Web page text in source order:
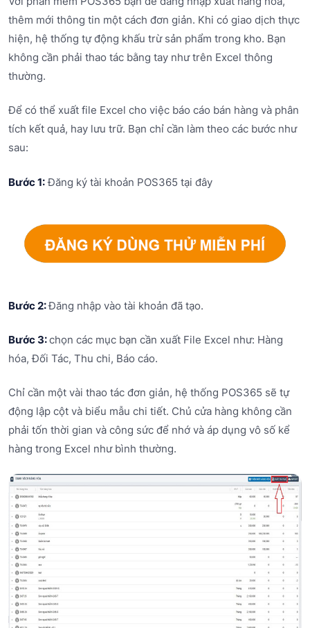
thêm mới thông tin một cách đơn giản. Khi có giao dịch thực
hiện, hệ thống tự động khấu trừ sản phẩm trong kho. Bạn
không cần phải thao tác bằng tay như trên Excel thông
thường.
Để có thể xuất file Excel cho việc báo cáo bán hàng và phân
tích kết quả, hay lưu trữ. Bạn chỉ cần làm theo các bước như
sau:
Bước 1:Đăng ký tài khoản POS365 tại đây
Bước 2:Đăng nhập vào tài khoản đã tạo.
Bước 3:chọn các mục bạn cần xuất File Excel như: Hàng
hóa, Đối Tác, Thu chi, Báo cáo.
Chỉ cần một vài thao tác đơn giản, hệ thống POS365 sẽ tự
động lập cột và biểu mẫu chi tiết. Chủ cửa hàng không cần
phải tốn thời gian và công sức để nhớ và áp dụng vô số kể
hàng trong Excel như bình thường.